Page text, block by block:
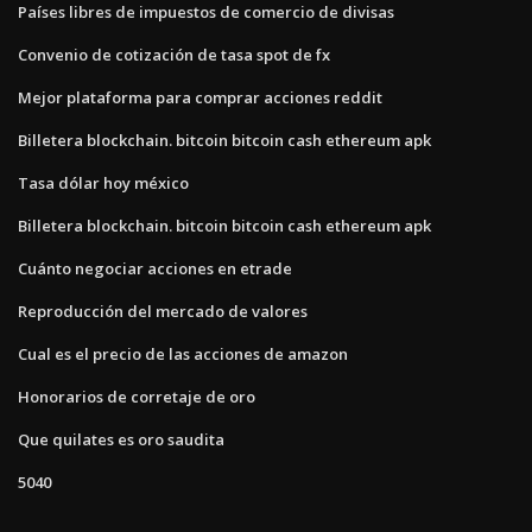
Países libres de impuestos de comercio de divisas
Convenio de cotización de tasa spot de fx
Mejor plataforma para comprar acciones reddit
Billetera blockchain. bitcoin bitcoin cash ethereum apk
Tasa dólar hoy méxico
Billetera blockchain. bitcoin bitcoin cash ethereum apk
Cuánto negociar acciones en etrade
Reproducción del mercado de valores
Cual es el precio de las acciones de amazon
Honorarios de corretaje de oro
Que quilates es oro saudita
5040